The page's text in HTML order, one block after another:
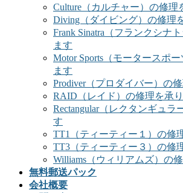
Culture（カルチャー）の修理
Diving（ダイビング）の修理
Frank Sinatra（フランクシナ
ます
Motor Sports（モータースポ
ます
Prodiver（プロダイバー）の
RAID（レイド）の修理を承
Rectangular（レクタンギュラ
す
TT1（ティーティー１）の修
TT3（ティーティー３）の修
Williams（ウィリアムズ）の
無料郵送パック
会社概要